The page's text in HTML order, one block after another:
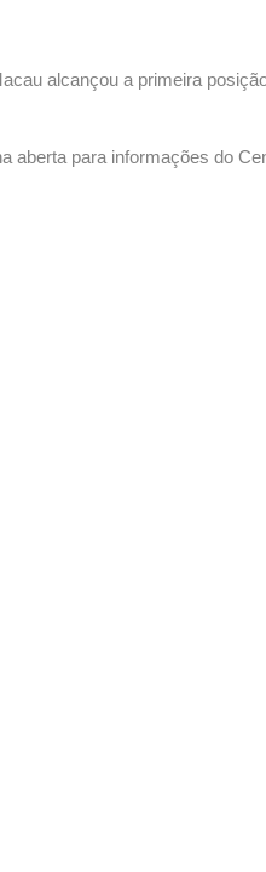
alcançou a primeira
aberta para informações do